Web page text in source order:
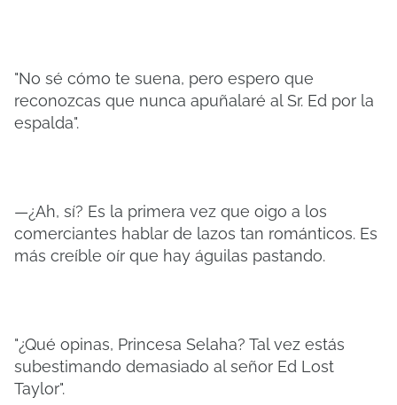
"No sé cómo te suena, pero espero que
reconozcas que nunca apuñalaré al Sr. Ed por la
espalda".
—¿Ah, sí? Es la primera vez que oigo a los
comerciantes hablar de lazos tan románticos. Es
más creíble oír que hay águilas pastando.
"¿Qué opinas, Princesa Selaha? Tal vez estás
subestimando demasiado al señor Ed Lost
Taylor".